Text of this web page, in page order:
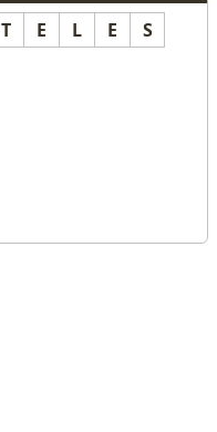
T E L E S